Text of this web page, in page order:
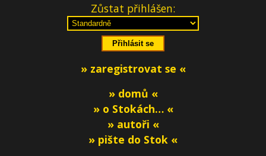
Zůstat přihlášen:
» zaregistrovat se «
» domů «
» o Stokách… «
» autoři «
» pište do Stok «